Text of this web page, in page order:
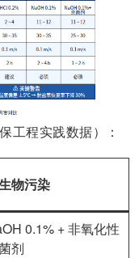
工程实践数据）：
物污染
0.1% + 非氧化性
剂